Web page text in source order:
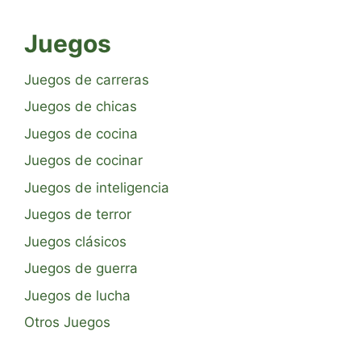
Juegos
Juegos de carreras
Juegos de chicas
Juegos de cocina
Juegos de cocinar
Juegos de inteligencia
Juegos de terror
Juegos clásicos
Juegos de guerra
Juegos de lucha
Otros Juegos